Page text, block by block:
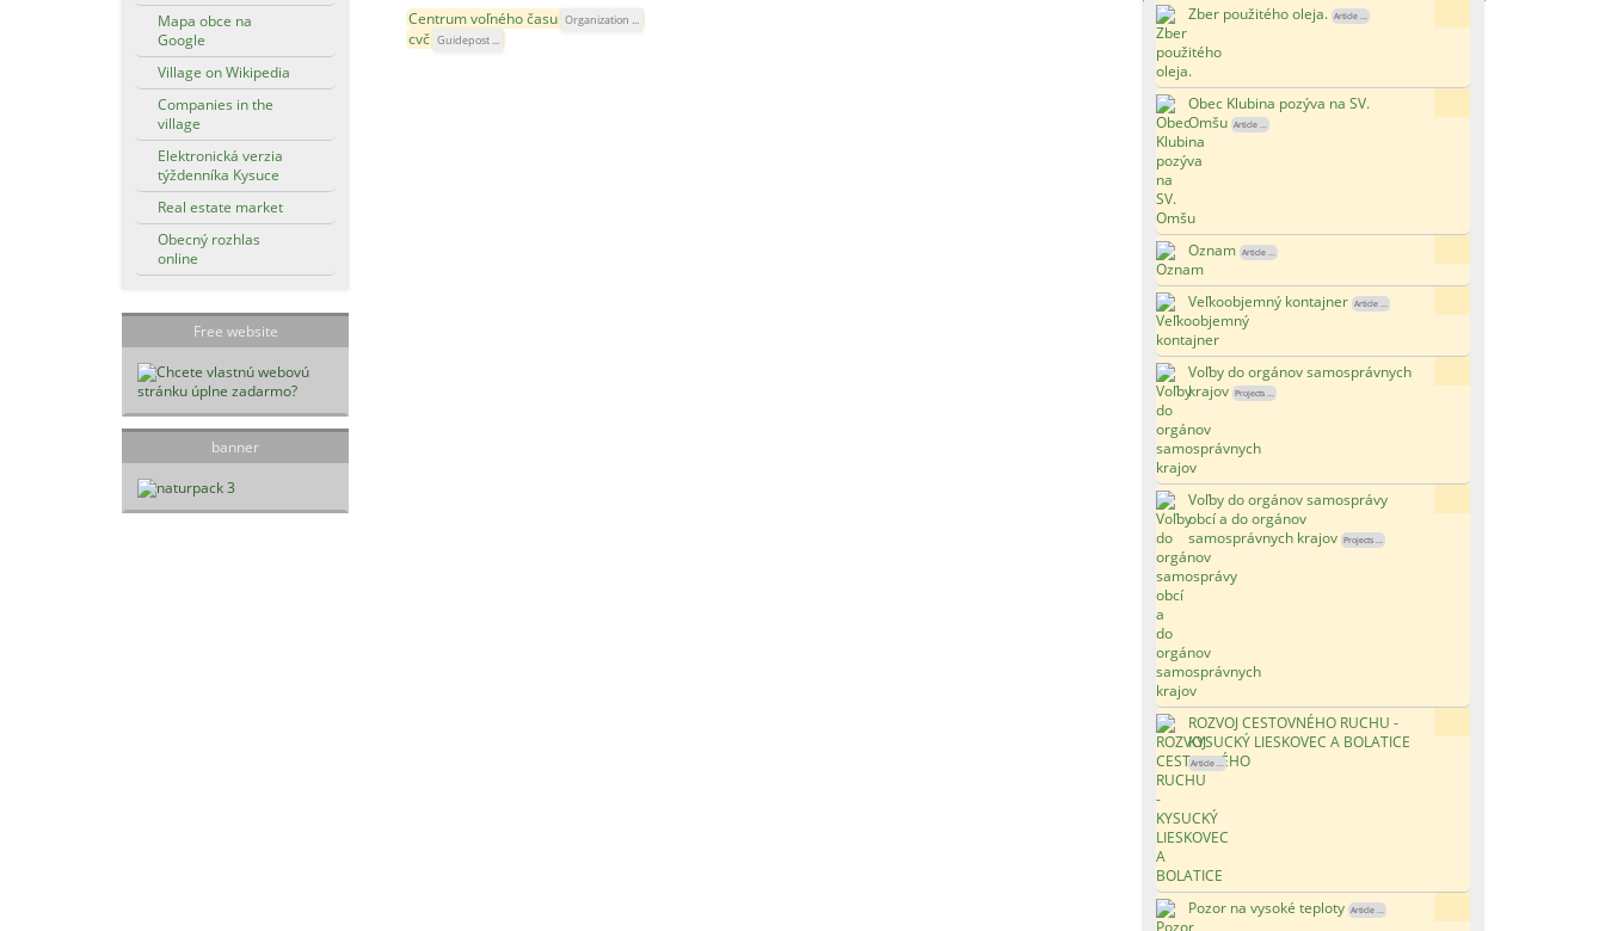
Mapa obce na
Google
Village on Wikipedia
Companies in the
village
Elektronická verzia
týždenníka Kysuce
Real estate market
Obecný rozhlas
online
Free website
banner
Centrum voľného času Organization ...
cvč Guidepost ...
Zber použitého oleja. Article ...
Obec Klubina pozýva na SV.
Omšu Article ...
Oznam Article ...
Veľkoobjemný kontajner Article ...
Voľby do orgánov samosprávnych
krajov Projects ...
Voľby do orgánov samosprávy
obcí a do orgánov
samosprávnych krajov Projects ...
ROZVOJ CESTOVNÉHO RUCHU -
KYSUCKÝ LIESKOVEC A BOLATICE
Article ...
Pozor na vysoké teploty Article ...